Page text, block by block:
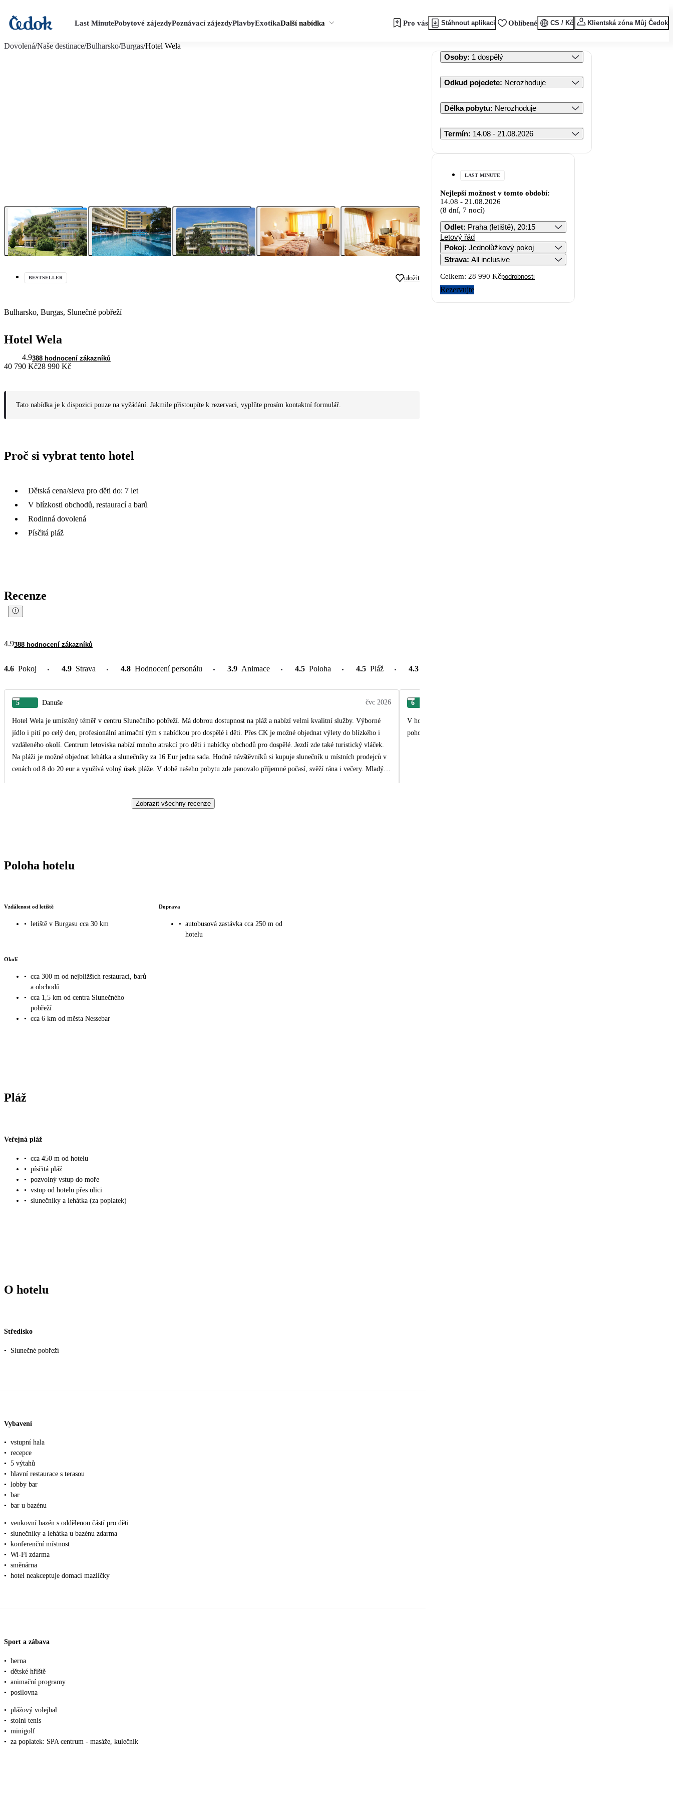
Last MinutePobytové zájezdyPoznávací zájezdyPlavbyExotikaDalší nabídka Pro vás Stáhnout aplikaci Oblíbené CS / Kč Klientská zóna Můj Čedok
Dovolená/Naše destinace/Bulharsko/Burgas/Hotel Wela
BESTSELLER uložit
Bulharsko, Burgas, Slunečné pobřeží
Hotel Wela
4.9388 hodnocení zákazníků
40 790 Kč28 990 Kč
Tato nabídka je k dispozici pouze na vyžádání. Jakmile přistoupíte k rezervaci, vyplňte prosím kontaktní formulář.
Proč si vybrat tento hotel
Dětská cena/sleva pro děti do: 7 let
V blízkosti obchodů, restaurací a barů
Rodinná dovolená
Písčitá pláž
Recenze
4.9388 hodnocení zákazníků
4.6 Pokoj 4.9 Strava 4.8 Hodnocení personálu 3.9 Animace 4.5 Poloha 4.5 Pláž 4.3
5 Danuše čvc 2026
Hotel Wela je umístěný téměř v centru Slunečního pobřeží. Má dobrou dostupnost na pláž a nabízí velmi kvalitní služby. Výborné
jídlo i pití po celý den, profesionální animační tým s nabídkou pro dospělé i děti. Přes CK je možné objednat výlety do blízkého i
vzdáleného okolí. Centrum letoviska nabízí mnoho atrakcí pro děti i nabídky obchodů pro dospělé. Jezdí zde také turistický vláček.
Na pláži je možné objednat lehátka a slunečníky za 16 Eur jedna sada. Hodně návštěvníků si kupuje slunečník u místních prodejců v
cenách od 8 do 20 eur a využívá volný úsek pláže. V době našeho pobytu zde panovalo příjemné počasí, svěží rána i večery. Mladý
diskotéka pro děti. Hotel navštěvují návštěvníci především z Polska, České republiky, Slovenska, Maďarska a Bulharska. Při jídle se
6
V hotelu Wela jsem byl druhý rok po sobě a vím, že pokud se budu vracet do Bulharska,
pohodovou dovolenou na které nechybělo vůbec nic.
Zobrazit všechny recenze
Poloha hotelu
Vzdálenost od letiště
• letiště v Burgasu cca 30 km
Doprava
• autobusová zastávka cca 250 m od
hotelu
Okolí
• cca 300 m od nejbližších restaurací, barů
a obchodů
• cca 1,5 km od centra Slunečného
pobřeží
• cca 6 km od města Nessebar
Pláž
Veřejná pláž
• cca 450 m od hotelu
• písčitá pláž
• pozvolný vstup do moře
• vstup od hotelu přes ulici
• slunečníky a lehátka (za poplatek)
O hotelu
Středisko
• Slunečné pobřeží
Vybavení
• vstupní hala
• recepce
• 5 výtahů
• hlavní restaurace s terasou
• lobby bar
• bar
• bar u bazénu
• venkovní bazén s oddělenou částí pro děti
• slunečníky a lehátka u bazénu zdarma
• konferenční místnost
• Wi-Fi zdarma
• směnárna
• hotel neakceptuje domací mazlíčky
Sport a zábava
• herna
• dětské hřiště
• animační programy
• posilovna
• plážový volejbal
• stolní tenis
• minigolf
• za poplatek: SPA centrum - masáže, kulečník
Osoby: 1 dospělý
Odkud pojedete: Nerozhoduje
Délka pobytu: Nerozhoduje
Termín: 14.08 - 21.08.2026
LAST MINUTE
Nejlepší možnost v tomto období:
14.08 - 21.08.2026
(8 dní, 7 nocí)
Odlet: Praha (letiště), 20:15
Letový řád
Pokoj: Jednolůžkový pokoj
Strava: All inclusive
Celkem: 28 990 Kčpodrobnosti
Rezervujte